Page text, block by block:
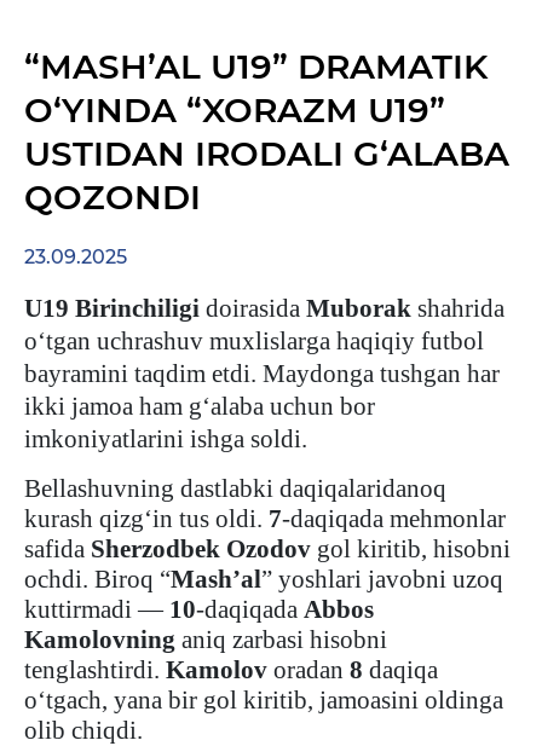
“MASH’AL U19” DRAMATIK
O‘YINDA “XORAZM U19”
USTIDAN IRODALI G‘ALABA
QOZONDI
23.09.2025
U19 Birinchiligi doirasida Muborak shahrida
o‘tgan uchrashuv muxlislarga haqiqiy futbol
bayramini taqdim etdi. Maydonga tushgan har
ikki jamoa ham g‘alaba uchun bor
imkoniyatlarini ishga soldi.
Bellashuvning dastlabki daqiqalaridanoq
kurash qizg‘in tus oldi. 7-daqiqada mehmonlar
safida Sherzodbek Ozodov gol kiritib, hisobni
ochdi. Biroq “Mash’al” yoshlari javobni uzoq
kuttirmadi — 10-daqiqada Abbos
Kamolovning aniq zarbasi hisobni
tenglashtirdi. Kamolov oradan 8 daqiqa
o‘tgach, yana bir gol kiritib, jamoasini oldinga
olib chiqdi.